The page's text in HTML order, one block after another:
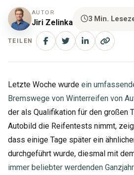
AUTOR
Jiri Zelinka 3 Min.
TEILEN
Letzte Woche wurde ein
Bremswege von Winterreifen von
der als Qualifikation für den großen
Autobild die Reifentests nimmt,
dass einige Tage später ein
durchgeführt wurde, diesmal mit
immer beliebter werdenden